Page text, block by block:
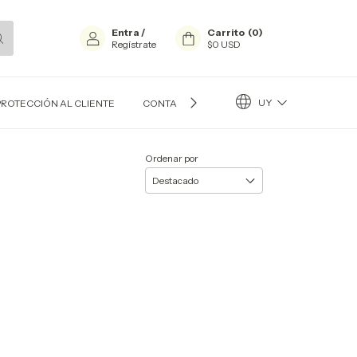
Entra /
Regístrate
Carrito (0)
$0 USD
AL CLIENTE CONTACTO BLOG UY
Ordenar por